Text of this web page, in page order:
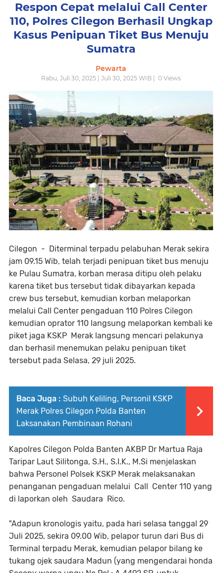
Respon Cepat melalui Call Center
110, Polres Cilegon Berhasil Ungkap
Kasus Penipuan Tiket Bus Menuju
Sumatra
Pewarta
Rabu, Juli 30, 2025 | Juli 30, 2025 WIB | 0 Views
Cilegon - Diterminal terpadu pelabuhan Merak sekira
jam 09.15 Wib, telah terjadi penipuan tiket bus menuju
ke Pulau Sumatra, korban merasa ditipu oleh pelaku
karena tiket bus tersebut tidak dibayarkan kepada
crew bus tersebut, kemudian korban melaporkan
melalui Call Center pengaduan 110 Polres Cilegon
kemudian oprator 110 langsung melaporkan kembali ke
piket jaga KSKP Merak langsung mencari pelakunya
dan berhasil menemukan pelaku penipuan tiket
tersebut pada Selasa, 29 juli 2025.
Baca Juga : Subuh Keliling, Personil KSKP
Merak Polres Cilegon Polda Banten
Laksanakan Pembinaan Rohani
Kapolres Cilegon Polda Banten AKBP Dr Martua Raja
Taripar Laut Silitonga, S.H., S.I.K., M.Si menjelaskan
bahwa Personel Polsek KSKP Merak melaksanakan
penanganan pengaduan melalui Call Center 110 yang
di laporkan oleh Saudara Rico.
"Adapun kronologis yaitu, pada hari selasa tanggal 29
Juli 2025, sekira 09.00 Wib, pelapor turun dari Bus di
Terminal terpadu Merak, kemudian pelapor bilang ke
tukang ojek saudara Madun (yang mengendarai honda